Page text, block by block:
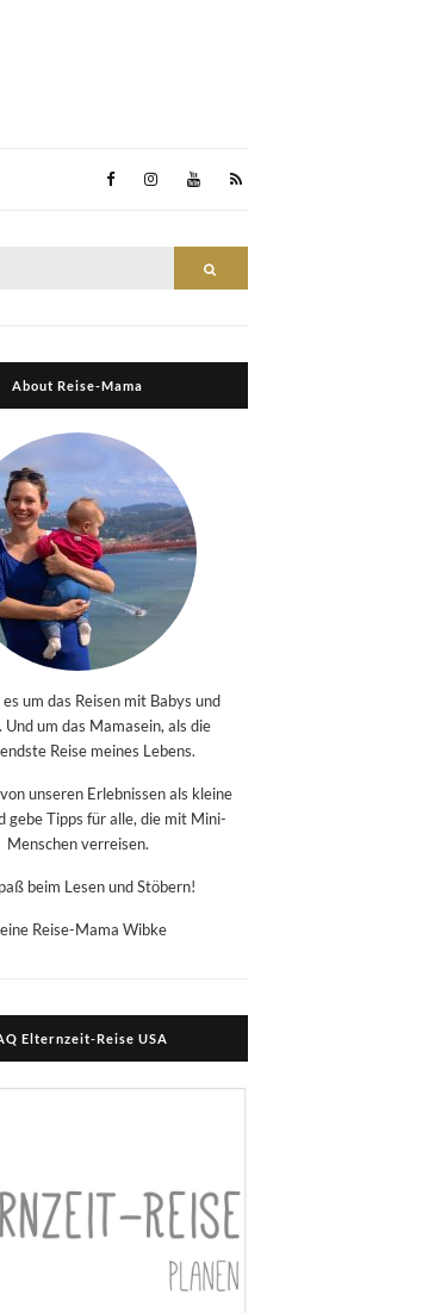
About Reise-Mama
um das Reisen mit Babys und
Und um das Mamasein, als die
Reise meines Lebens.
unseren Erlebnissen als kleine
gebe Tipps für alle, die mit Mini-
Menschen verreisen.
beim Lesen und Stöbern!
Reise-Mama Wibke
Elternzeit-Reise USA